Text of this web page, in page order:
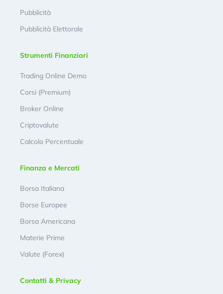
Pubblicità
Pubblicità Elettorale
Strumenti Finanziari
Trading Online Demo
Corsi (Premium)
Broker Online
Criptovalute
Calcolo Percentuale
Finanza e Mercati
Borsa Italiana
Borse Europee
Borsa Americana
Materie Prime
Valute (Forex)
Contatti & Privacy